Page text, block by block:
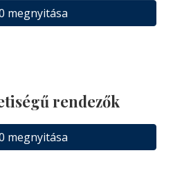
megnyitása
rendezők
megnyitása